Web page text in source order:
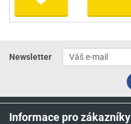
Newsletter
Informace pro zákazníky